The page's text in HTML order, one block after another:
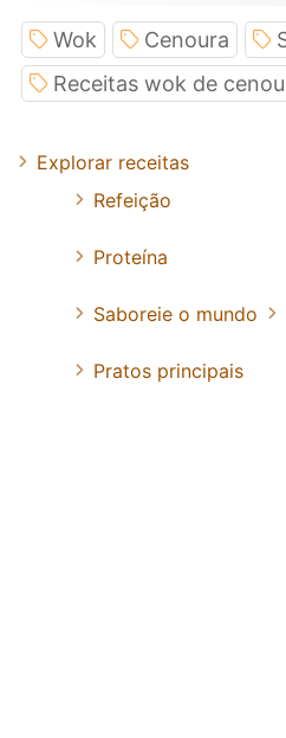
Wok Cenoura
Receitas wok de
Explorar receitas
Refeição
Proteína
Saboreie o mundo
Pratos principais